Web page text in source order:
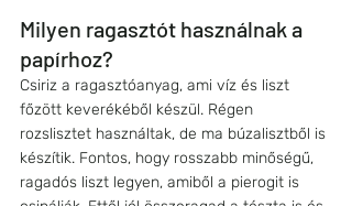
Milyen ragasztót használnak a
papírhoz?
Csiriz a ragasztóanyag, ami víz és liszt
főzött keverékéből készül. Régen
rozslisztet használtak, de ma búzalisztből is
készítik. Fontos, hogy rosszabb minőségű,
ragadós liszt legyen, amiből a pierogit is